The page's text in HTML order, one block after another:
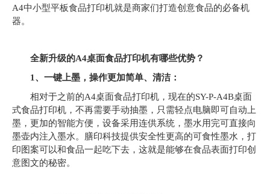
A4中小型平板食品打印机就是商家们打造创意食品的必备机
器。
全新升级的A4桌面食品打印机有哪些优势？
1 、一键上墨，操作更加简单、清洁：
相对于之前的A4桌面食品打印机，现在的SY-P-A4B桌面
式食品打印机，不再需要手动抽墨，只需轻点电脑即可自动上
墨，更加的智能方便，设备采用连供系统，墨水用完可直接向
墨壶内注入墨水。膳印科技提供安全性更高的可食性墨水，打
印图案可以和食品一起吃下去，这就是能够在食品表面打印创
意图文的秘密。